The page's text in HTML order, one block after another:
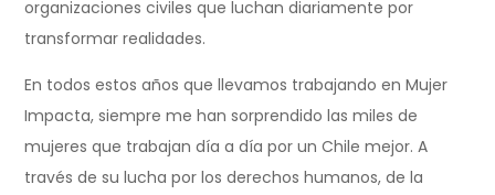
organizaciones civiles que luchan diariamente por
transformar realidades.
En todos estos años que llevamos trabajando en Mujer
Impacta, siempre me han sorprendido las miles de
mujeres que trabajan día a día por un Chile mejor. A
través de su lucha por los derechos humanos, de la